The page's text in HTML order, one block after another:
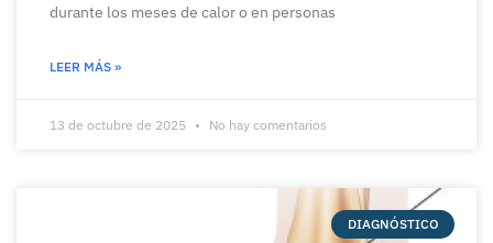
durante los meses de calor o en personas
LEER MÁS »
13 de octubre de 2025 No hay comentarios
DIAGNÓSTICO